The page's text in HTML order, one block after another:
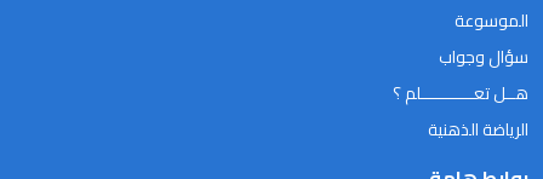
الموسوعة
سؤال وجواب
هــل تعـــــــــــلم ؟
الرياضة الذهنية